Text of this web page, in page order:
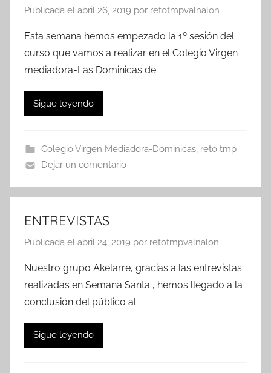
Publicada el abril 26, 2019 por retotmpvalnalon
Esta semana hemos empezado la 1º sesión del
curso que vamos a realizar en el Colegio Virgen
mediadora-Las Dominicas de
Sigue leyendo
Colegio Virgen Mediadora-Dominicas, reto tmp
Dejar un comentario
ENTREVISTAS
Publicada el abril 24, 2019 por retotmpvalnalon
Nuestro grupo Akelarre, gracias a las entrevistas
realizadas en Semana Santa , hemos llegado a la
conclusión del público al
Sigue leyendo